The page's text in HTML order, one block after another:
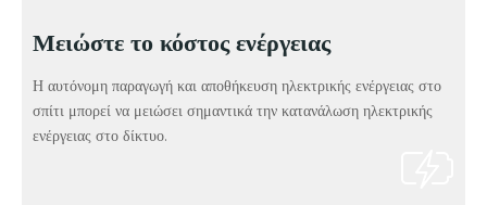
Μειώστε το κόστος ενέργειας
Η αυτόνομη παραγωγή και αποθήκευση ηλεκτρικής ενέργειας στο
σπίτι μπορεί να μειώσει σημαντικά την κατανάλωση ηλεκτρικής
ενέργειας στο δίκτυο.